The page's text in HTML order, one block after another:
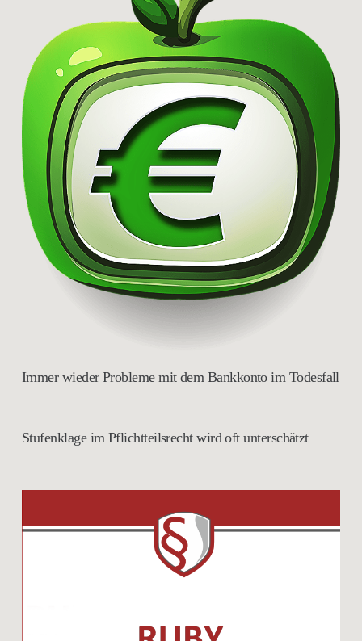
Immer wieder Probleme mit dem Bankkonto im Todesfall
Stufenklage im Pflichtteilsrecht wird oft unterschätzt